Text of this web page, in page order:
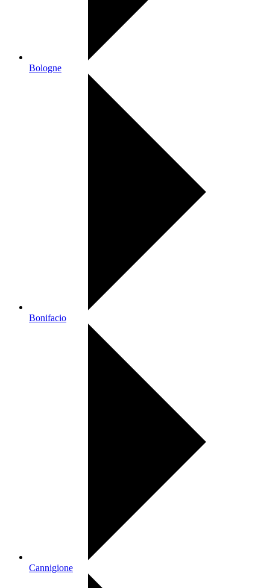
Bologne
Bonifacio
Cannigione